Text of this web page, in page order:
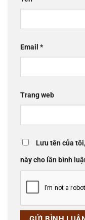
Email *
Trang web
Lưu tên của
này cho lần bình